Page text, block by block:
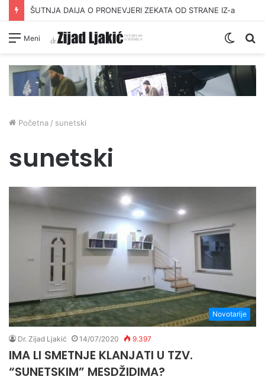
ŠUTNJA DAIJA O PRONEVJERI ZEKATA OD STRANE IZ-a
Meni
Switch
Početna / sunetski
sunetski
Novotarije
Dr. Zijad Ljakić 14/07/2020 9.397
IMA LI SMETNJE KLANJATI U TZV.
“SUNETSKIM” MESDŽIDIMA?